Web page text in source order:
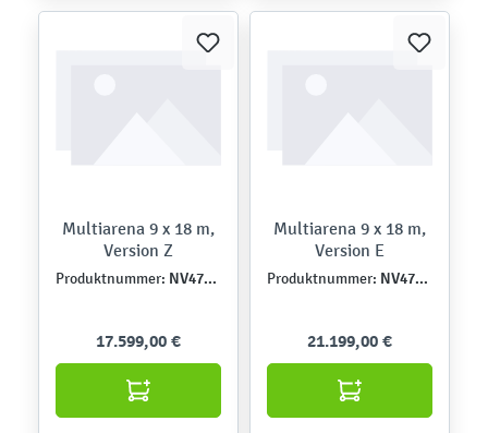
Multiarena 9 x 18 m,
Version Z
Produktnummer: NV47102Z
17.599,00 €
Multiarena 9 x 18 m,
Version E
Produktnummer: NV47102E
21.199,00 €